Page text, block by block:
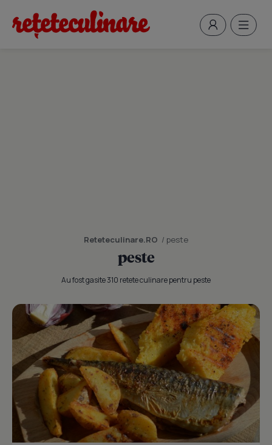
Reteteculinare.RO / peste
peste
Au fost gasite 310 retete culinare pentru peste